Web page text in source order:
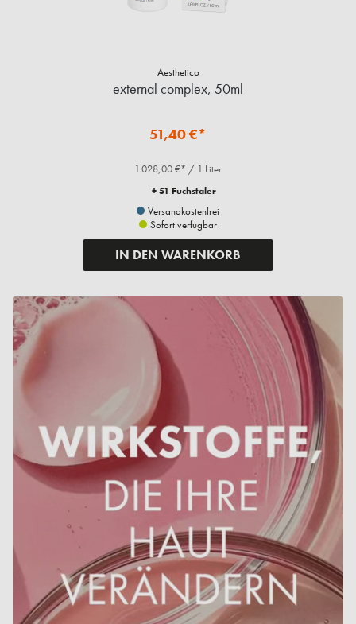
Aesthetico
external complex, 50ml
51,40 €*
1.028,00 €* / 1 Liter
+ 51 Fuchstaler
Versandkostenfrei
Sofort verfügbar
IN DEN WARENKORB